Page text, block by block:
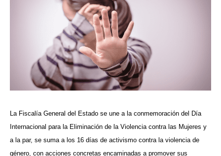
La Fiscalía General del Estado se une a la conmemoración del Día
Internacional para la Eliminación de la Violencia contra las Mujeres y
a la par, se suma a los 16 días de activismo contra la violencia de
género, con acciones concretas encaminadas a promover sus